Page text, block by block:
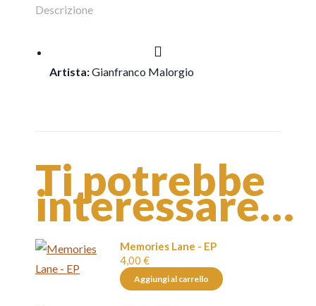
Descrizione
Artista:Gianfranco Malorgio
Ti potrebbe
interessare…
Memories Lane - EP
4,00 €
Aggiungi al carrello